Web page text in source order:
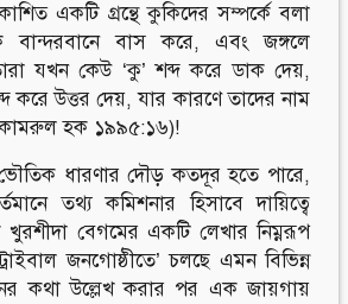
একটি গ্রন্থে কুকিদের সম্পর্কে বলা
বান্দরবানে বাস করে, এবং জঙ্গলে
যখন কেউ ‘কু’ শব্দ করে ডাক দেয়,
করে উত্তর দেয়, যার কারণে তাদের নাম
কামরুল হক ১৯৯৫:১৬)!
ধারণার দৌড় কতদূর হতে পারে,
তথ্য কমিশনার হিসাবে দায়িত্বে
বেগমের একটি লেখার নিম্নরূপ
জনগোষ্ঠীতে’ চলছে এমন বিভিন্ন
কথা উল্লেখ করার পর এক জায়গায়